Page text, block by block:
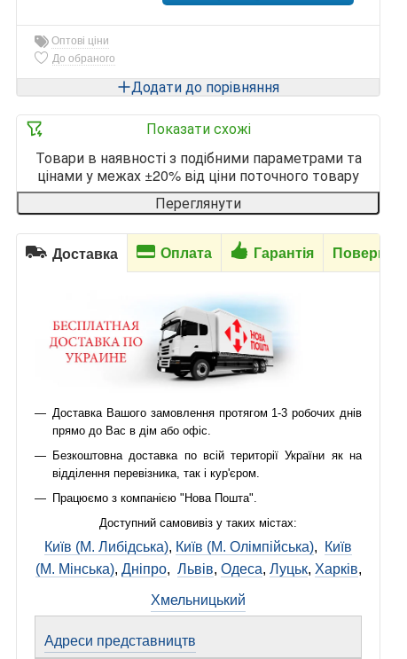
Оптові ціни
До обраного
Додати до порівняння
Показати схожі
Товари в наявності з подібними параметрами та
цінами у межах ±20% від ціни поточного товару
Переглянути
Доставка Оплата Гарантія
Доставка Вашого замовлення протягом 1-3 робочих днів
прямо до Вас в дім або офіс.
Безкоштовна доставка по всій території України як на
відділення перевізника, так і кур'єром.
Працюємо з компанією "Нова Пошта".
Доступний самовивіз у таких містах:
Київ (М. Либідська), Київ (М. Олімпійська),
Київ
(М. Мінська), Дніпро, Львів, Одеса, Луцьк, Харків,
Хмельницький
Адреси представництв